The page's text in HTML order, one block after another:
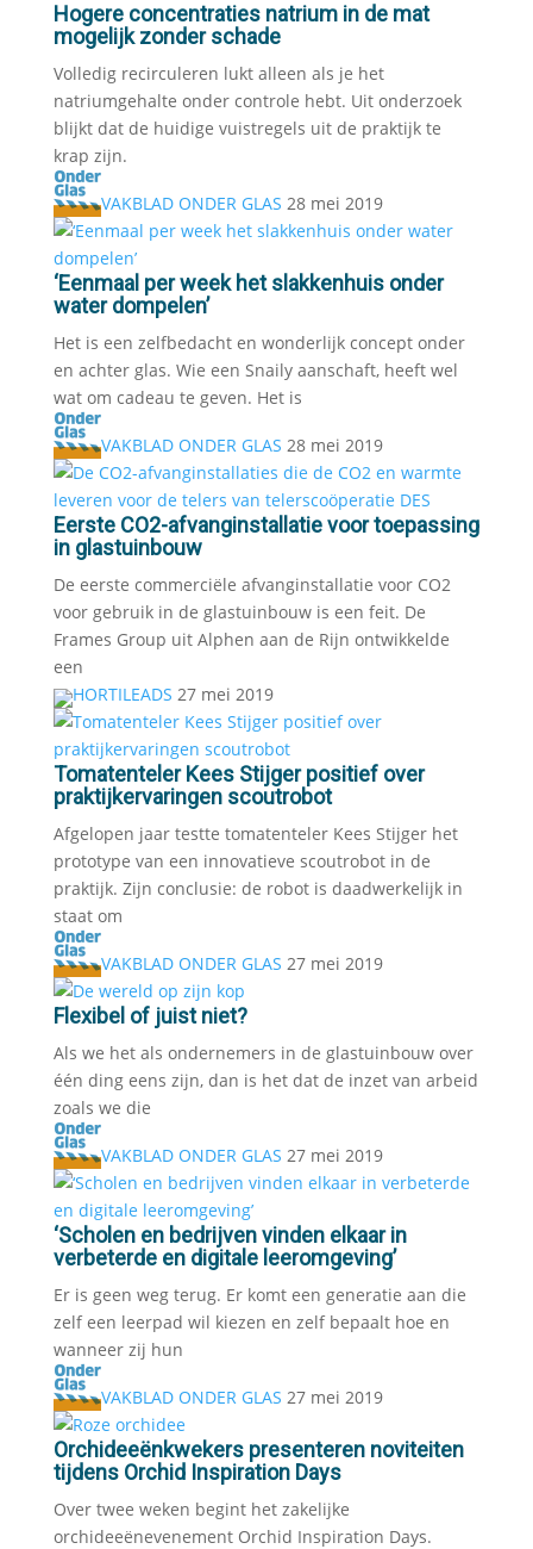
Hogere concentraties natrium in de mat
mogelijk zonder schade
Volledig recirculeren lukt alleen als je het
natriumgehalte onder controle hebt. Uit onderzoek
blijkt dat de huidige vuistregels uit de praktijk te
krap zijn.
VAKBLAD ONDER GLAS 28 mei 2019
‘Eenmaal per week het slakkenhuis onder
water dompelen’
Het is een zelfbedacht en wonderlijk concept onder
en achter glas. Wie een Snaily aanschaft, heeft wel
wat om cadeau te geven. Het is
VAKBLAD ONDER GLAS 28 mei 2019
Eerste CO2-afvanginstallatie voor toepassing
in glastuinbouw
De eerste commerciële afvanginstallatie voor CO2
voor gebruik in de glastuinbouw is een feit. De
Frames Group uit Alphen aan de Rijn ontwikkelde
een
HORTILEADS 27 mei 2019
Tomatenteler Kees Stijger positief over
praktijkervaringen scoutrobot
Afgelopen jaar testte tomatenteler Kees Stijger het
prototype van een innovatieve scoutrobot in de
praktijk. Zijn conclusie: de robot is daadwerkelijk in
staat om
VAKBLAD ONDER GLAS 27 mei 2019
Flexibel of juist niet?
Als we het als ondernemers in de glastuinbouw over
één ding eens zijn, dan is het dat de inzet van arbeid
zoals we die
VAKBLAD ONDER GLAS 27 mei 2019
‘Scholen en bedrijven vinden elkaar in
verbeterde en digitale leeromgeving’
Er is geen weg terug. Er komt een generatie aan die
zelf een leerpad wil kiezen en zelf bepaalt hoe en
wanneer zij hun
VAKBLAD ONDER GLAS 27 mei 2019
Orchideeënkwekers presenteren noviteiten
tijdens Orchid Inspiration Days
Over twee weken begint het zakelijke
orchideeënevenement Orchid Inspiration Days.